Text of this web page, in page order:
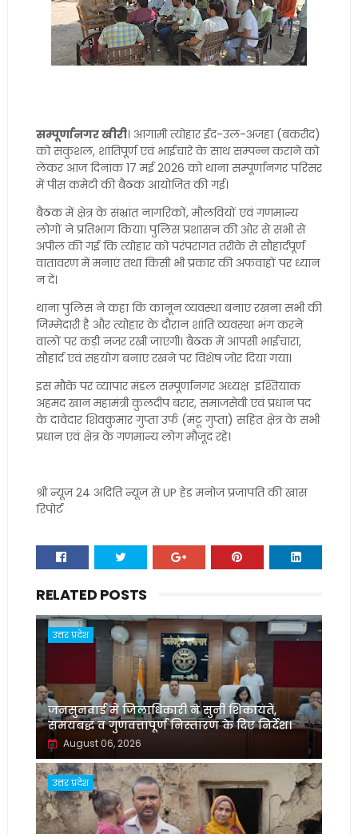
सम्पूर्णानगर खीरी। आगामी त्योहार ईद-उल-अजहा (बकरीद)
को सकुशल, शांतिपूर्ण एवं भाईचारे के साथ सम्पन्न कराने को
लेकर आज दिनांक 17 मई 2026 को थाना सम्पूर्णानगर परिसर
में पीस कमेटी की बैठक आयोजित की गई।
बैठक में क्षेत्र के संभ्रांत नागरिकों, मौलवियों एवं गणमान्य
लोगों ने प्रतिभाग किया। पुलिस प्रशासन की ओर से सभी से
अपील की गई कि त्योहार को परंपरागत तरीके से सौहार्दपूर्ण
वातावरण में मनाएं तथा किसी भी प्रकार की अफवाहों पर ध्यान
न दें।
थाना पुलिस ने कहा कि कानून व्यवस्था बनाए रखना सभी की
जिम्मेदारी है और त्योहार के दौरान शांति व्यवस्था भंग करने
वालों पर कड़ी नजर रखी जाएगी। बैठक में आपसी भाईचारा,
सौहार्द एवं सहयोग बनाए रखने पर विशेष जोर दिया गया।
इस मौके पर व्यापार मंडल सम्पूर्णानगर अध्यक्ष इश्तियाक
अहमद खान महामंत्री कुलदीप बरार, समाजसेवी एवं प्रधान पद
के दावेदार शिवकुमार गुप्ता उर्फ (मंटू गुप्ता) सहित क्षेत्र के सभी
प्रधान एवं क्षेत्र के गणमान्य लोग मौजूद रहे।
श्री न्यूज़ 24 अदिति न्यूज़ से UP हेड मनोज प्रजापति की खास
रिपोर्ट
RELATED POSTS
उत्तर प्रदेश
जनसुनवाई में जिलाधिकारी ने सुनीं शिकायतें,
समयबद्ध व गुणवत्तापूर्ण निस्तारण के दिए निर्देश।
August 06, 2026
उत्तर प्रदेश